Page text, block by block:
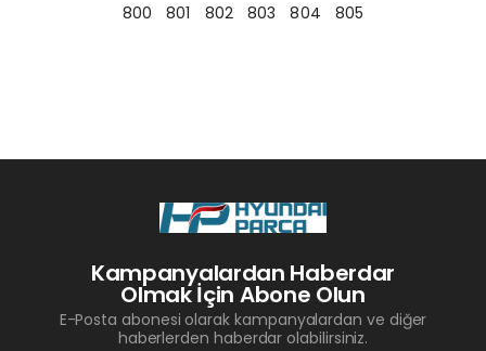
800
801 802 803 804 805
Kampanyalardan Haberdar
Olmak İçin Abone Olun
E-Posta abonesi olarak kampanyalardan ve diğer
haberlerden haberdar olabilirsiniz.